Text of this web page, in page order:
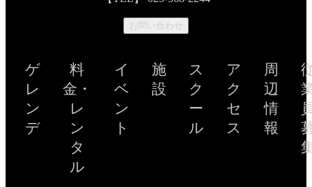
お問い合わせ
ゲ
レ
ン
デ
料
金・
レ
ン
タ
ル
イ
ベ
ン
ト
施
設
ス
ク
ー
ル
ア
ク
セ
ス
周
辺
情
報